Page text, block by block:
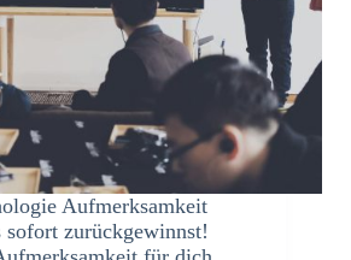
Aufmerksamkeit
sofort zurückgewinnst!